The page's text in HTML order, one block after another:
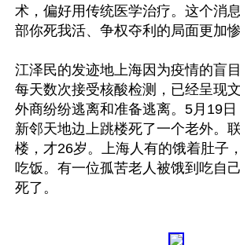
术，偏好用传统医学治疗。这个消
部你死我活、争权夺利的局面更加惨
江泽民的发迹地上海因为疫情的盲
每天数次接受核酸检测，已经呈现
外商纷纷逃离和准备逃离。5月19
新邻天地边上跳楼死了一个老外。
楼，才26岁。上海人有的饿着肚子
吃饭。有一位孤苦老人被饿到吃自
死了。